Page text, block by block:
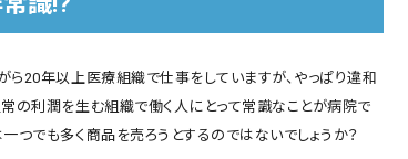
20年以上医療組織で仕事をしていますが、やっぱり違和
の利潤を生む組織で働く人にとって常識なことが病院で
つでも多く商品を売ろうとするのではないでしょうか？